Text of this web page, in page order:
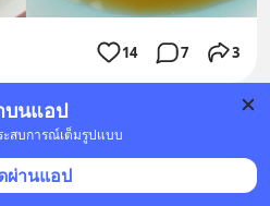
บนแอป
ะสบการณ์เต็มรูปแบบ
ผ่านแอป
14 7 3